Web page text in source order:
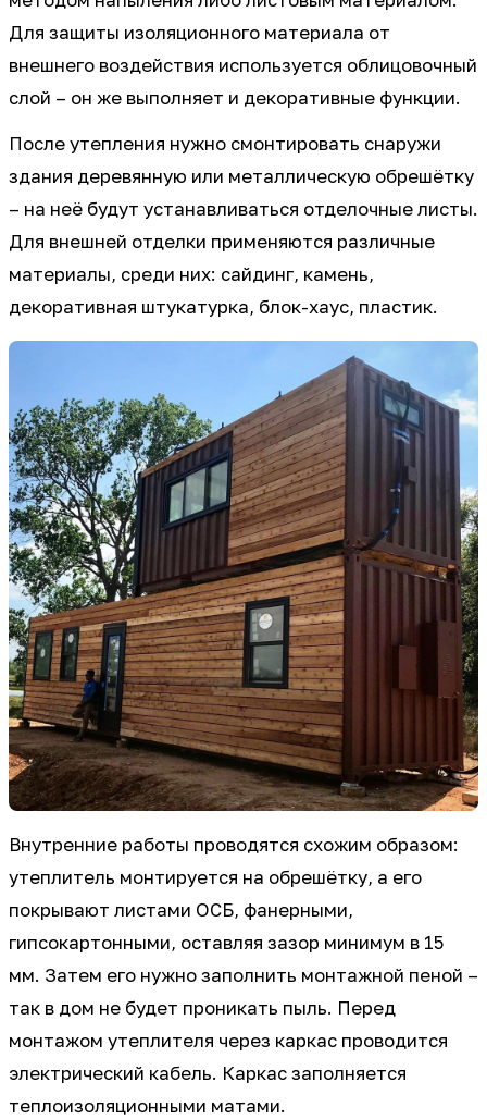
Для защиты изоляционного материала от
внешнего воздействия используется облицовочный
слой – он же выполняет и декоративные функции.
После утепления нужно смонтировать снаружи
здания деревянную или металлическую обрешётку
– на неё будут устанавливаться отделочные листы.
Для внешней отделки применяются различные
материалы, среди них: сайдинг, камень,
декоративная штукатурка, блок-хаус, пластик.
Внутренние работы проводятся схожим образом:
утеплитель монтируется на обрешётку, а его
покрывают листами ОСБ, фанерными,
гипсокартонными, оставляя зазор минимум в 15
мм. Затем его нужно заполнить монтажной пеной –
так в дом не будет проникать пыль. Перед
монтажом утеплителя через каркас проводится
электрический кабель. Каркас заполняется
теплоизоляционными матами.